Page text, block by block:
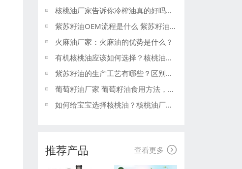
核桃油厂家告诉你冷榨油真的好吗？核桃油工厂厂家供应！
紫苏籽油OEM流程是什么 紫苏籽油厂家
火麻油厂家：火麻油的优势是什么？
有机核桃油应该如何选择？核桃油厂家
紫苏籽油的生产工艺有哪些？区别是什么
葡萄籽油厂家 葡萄籽油食用方法，葡萄籽油发展前景如何？
如何给宝宝选择核桃油？核桃油厂家供应
推荐产品 查看更多 